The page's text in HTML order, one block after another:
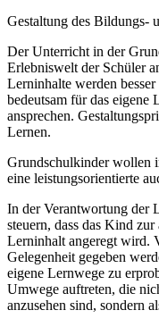
Gestaltung des Bildungs-
Der Unterricht in der
Erlebniswelt der Schüler
Lerninhalte werden
bedeutsam für das eigene
ansprechen.
Lernen.
Grundschulkinder wollen
eine leistungsorientierte
In der Verantwortung der
steuern, dass das Kind
Lerninhalt angeregt wird.
Gelegenheit gegeben
eigene Lernwege zu
Umwege auftreten, die
anzusehen sind, sondern